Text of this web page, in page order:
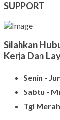
SUPPORT
Silahkan
Kerja Dan
Senin -
Sabtu -
Tgl